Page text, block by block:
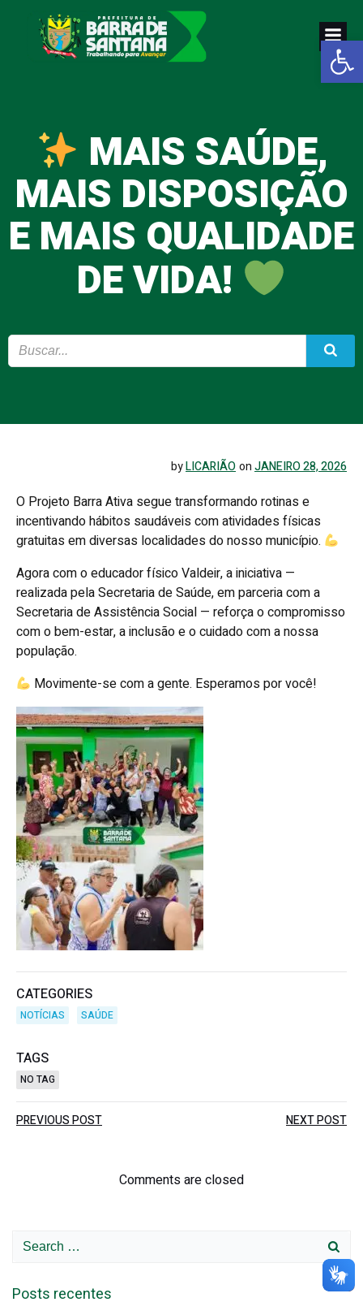
Abrir
Pular
para
o
conteúdo
MAIS SAÚDE,
MAIS DISPOSIÇÃO
E MAIS QUALIDADE
DE VIDA!
byLICARIÃOonJANEIRO 28, 2026
O Projeto Barra Ativa segue transformando rotinas e
incentivando hábitos saudáveis com atividades físicas
gratuitas em diversas localidades do nosso município.
Agora com o educador físico Valdeir, a iniciativa —
realizada pela Secretaria de Saúde, em parceria com a
Secretaria de Assistência Social — reforça o compromisso
com o bem-estar, a inclusão e o cuidado com a nossa
população.
Movimente-se com a gente. Esperamos por você!
CATEGORIES
NOTÍCIAS SAÚDE
TAGS
NO TAG
Post
navigation
PREVIOUS POST
navigation
NEXT POST
Comments are closed
Search
Posts recentes